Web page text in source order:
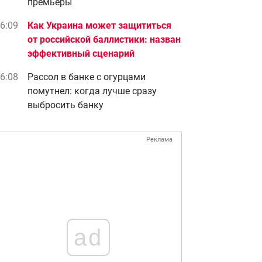
Как Украина может защититься
от российской баллистики: назван
эффективный сценарий
Рассол в банке с огурцами
помутнел: когда лучше сразу
выбросить банку
Реклама
ad